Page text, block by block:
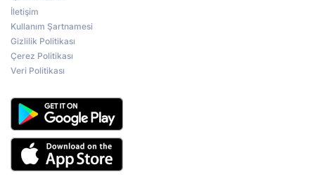
İletişim
Kullanım Şartnamesi
Gizlilik Politikası
Çerez Politikası
Veri Politikası